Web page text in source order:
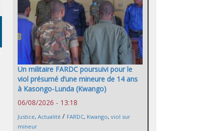
Un militaire FARDC poursuivi pour le
viol présumé d’une mineure de 14 ans
à Kasongo-Lunda (Kwango)
06/08/2026 - 13:18
Justice, Actualité / FARDC, Kwango, viol sur
mineur